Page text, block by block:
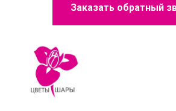
Заказать обратный